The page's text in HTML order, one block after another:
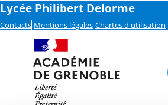
Lycée Philibert Delorme
Contacts Mentions légales Chartes d'utilisation